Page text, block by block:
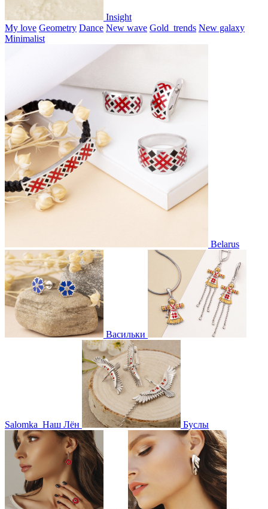
Insight
My love Geometry Dance New wave Gold_trends New galaxy
Minimalist
Belarus
Васильки
Salomka Наш Лён Буслы